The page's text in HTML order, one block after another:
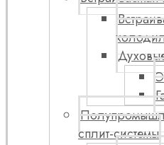
сплит-системы